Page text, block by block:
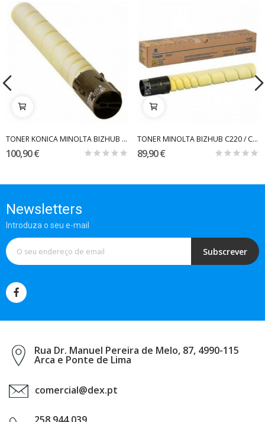
TONER KONICA MINOLTA BIZHUB C-224 / 284 / 364...
100,90 €
TONER MINOLTA BIZHUB C220 / C280 YELLOW TN216...
89,90 €
Newsletters
Introduza o seu e-mail
Subscrever
Rua Dr. Manuel Pereira de Melo, 87, 4990-115
Arca e Ponte de Lima
comercial@dex.pt